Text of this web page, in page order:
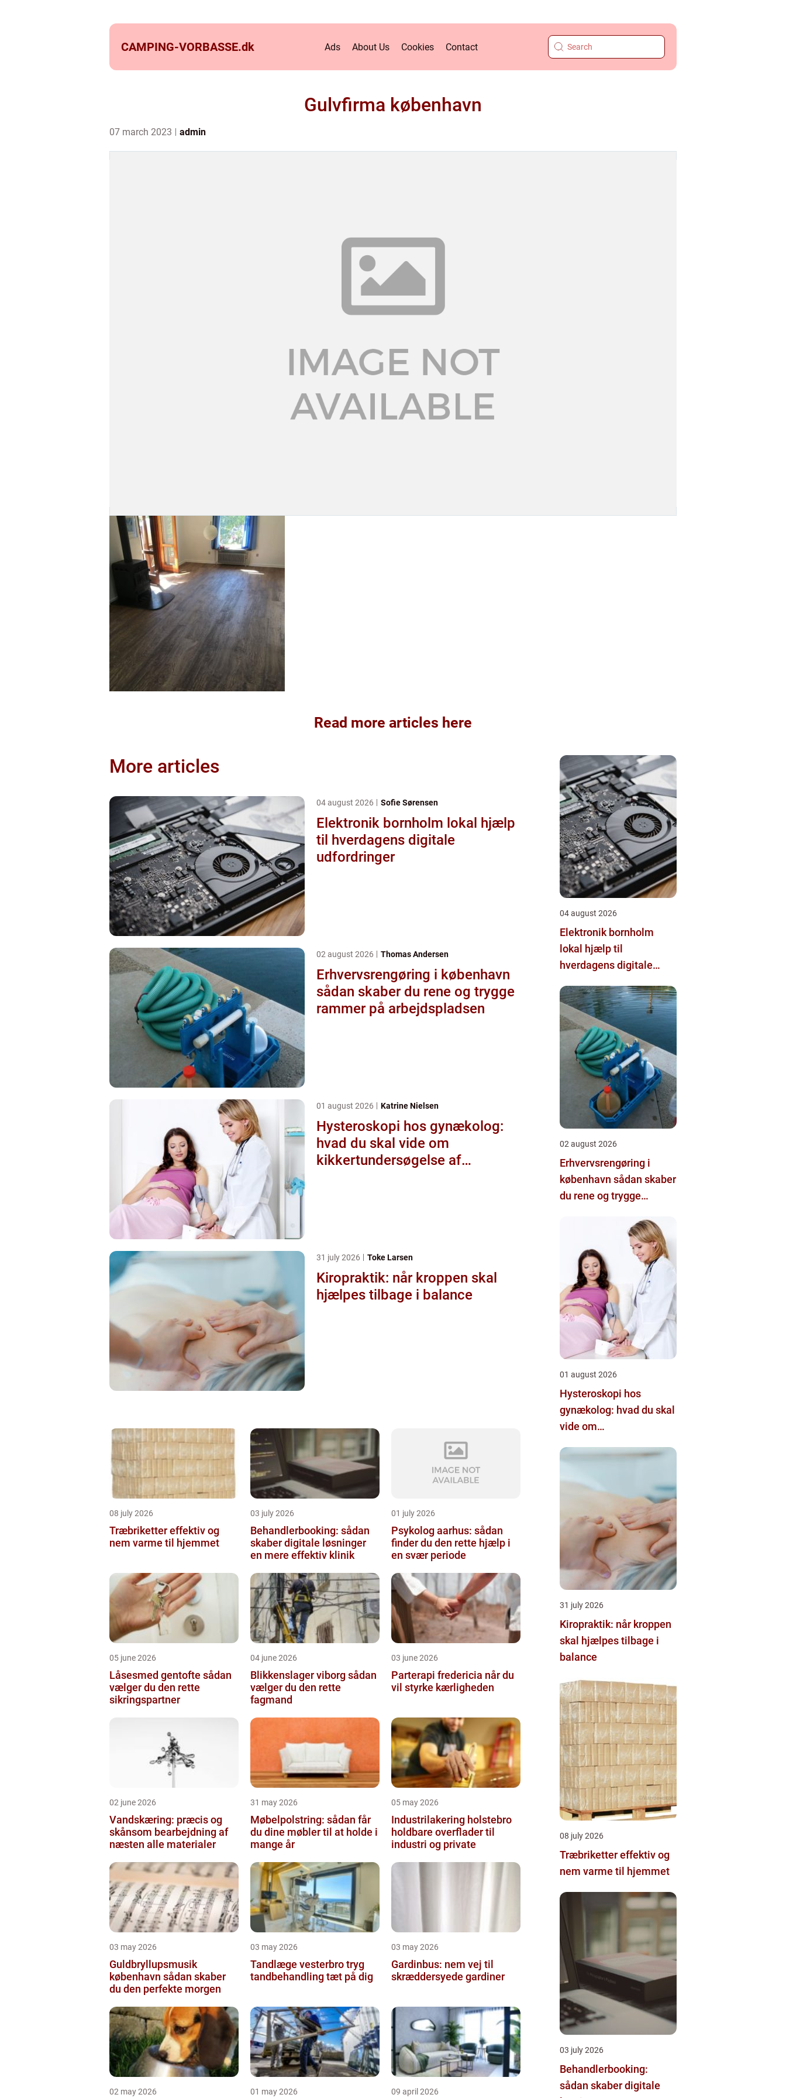
CAMPING-VORBASSE.dk Ads About Us Cookies Contact
Gulvfirma københavn
07 march 2023 admin
Read more articles here
More articles
04 august 2026 Sofie Sørensen
Elektronik bornholm lokal hjælp
til hverdagens digitale
udfordringer
02 august 2026 Thomas Andersen
Erhvervsrengøring i københavn
sådan skaber du rene og trygge
rammer på arbejdspladsen
01 august 2026 Katrine Nielsen
Hysteroskopi hos gynækolog:
hvad du skal vide om
kikkertundersøgelse af
31 july 2026 Toke Larsen
Kiropraktik: når kroppen skal
hjælpes tilbage i balance
08 july 2026
Træbriketter effektiv og
nem varme til hjemmet
03 july 2026
Behandlerbooking: sådan
skaber digitale løsninger
en mere effektiv klinik
01 july 2026
Psykolog aarhus: sådan
finder du den rette hjælp i
en svær periode
05 june 2026
Låsesmed gentofte sådan
vælger du den rette
sikringspartner
04 june 2026
Blikkenslager viborg sådan
vælger du den rette
fagmand
03 june 2026
Parterapi fredericia når du
vil styrke kærligheden
02 june 2026
Vandskæring: præcis og
skånsom bearbejdning af
næsten alle materialer
31 may 2026
Møbelpolstring: sådan får
du dine møbler til at holde i
mange år
05 may 2026
Industrilakering holstebro
holdbare overflader til
industri og private
03 may 2026
Guldbryllupsmusik
københavn sådan skaber
du den perfekte morgen
03 may 2026
Tandlæge vesterbro tryg
tandbehandling tæt på dig
03 may 2026
Gardinbus: nem vej til
skræddersyede gardiner
02 may 2026 01 may 2026 09 april 2026
04 august 2026
Elektronik bornholm
lokal hjælp til
hverdagens digitale
02 august 2026
Erhvervsrengøring i
københavn sådan skaber
du rene og trygge
arbejdspladsen
01 august 2026
Hysteroskopi hos
gynækolog: hvad du skal
vide om
livmoderen
31 july 2026
Kiropraktik: når kroppen
skal hjælpes tilbage i
balance
08 july 2026
Træbriketter effektiv og
nem varme til hjemmet
03 july 2026
Behandlerbooking:
sådan skaber digitale